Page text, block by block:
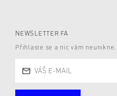
NEWSLETTER FA
Přihlaste se a nic vám neunikne.